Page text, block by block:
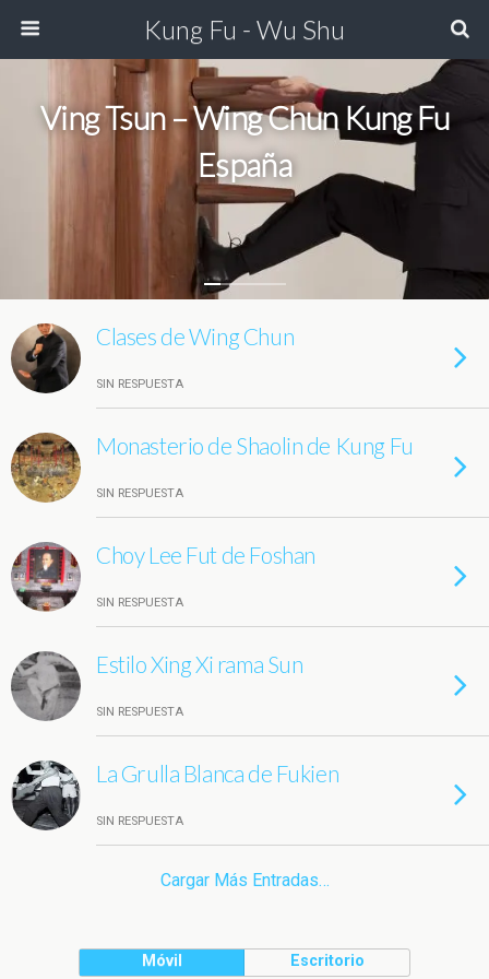
Kung Fu - Wu Shu
Ving Tsun – Wing Chun Kung Fu
España
Clases de Wing Chun
SIN RESPUESTA
Monasterio de Shaolin de Kung Fu
SIN RESPUESTA
Choy Lee Fut de Foshan
SIN RESPUESTA
Estilo Xing Xi rama Sun
SIN RESPUESTA
La Grulla Blanca de Fukien
SIN RESPUESTA
Cargar Más Entradas…
Móvil Escritorio